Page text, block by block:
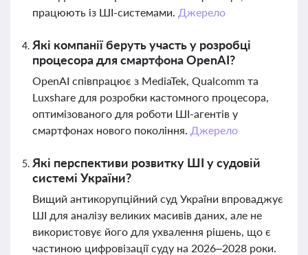
працюють із ШІ-системами. Джерело
Які компанії беруть участь у розробці
процесора для смартфона OpenAI?
OpenAI співпрацює з MediaTek, Qualcomm та
Luxshare для розробки кастомного процесора,
оптимізованого для роботи ШІ-агентів у
смартфонах нового покоління. Джерело
Які перспективи розвитку ШІ у судовій
системі України?
Вищий антикорупційний суд України впроваджує
ШІ для аналізу великих масивів даних, але не
використовує його для ухвалення рішень, що є
частиною цифровізації суду на 2026–2028 роки.